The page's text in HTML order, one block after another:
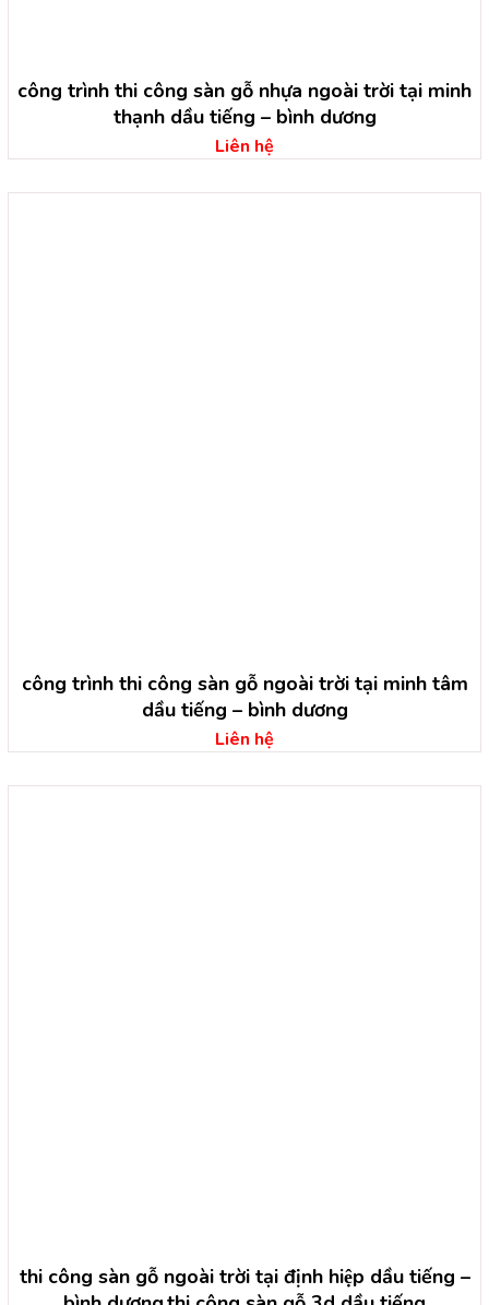
công trình thi công sàn gỗ nhựa ngoài trời tại minh
thạnh dầu tiếng – bình dương
Liên hệ
công trình thi công sàn gỗ ngoài trời tại minh tâm
dầu tiếng – bình dương
Liên hệ
thi công sàn gỗ ngoài trời tại định hiệp dầu tiếng –